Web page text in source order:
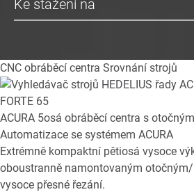
Ke stažení na
CNC obráběcí centra Srovnání strojů
ACURA 5osá obráběcí centra s
Automatizace se systémem ACURA
Extrémně kompaktní pětiosá vysoce
oboustranně namontovaným
vysoce přesné řezání.